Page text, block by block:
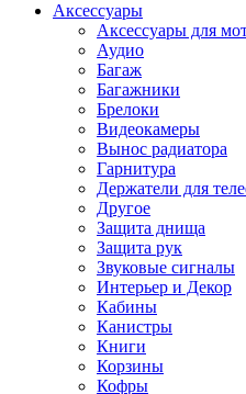
Аксессуары
Аксессуары для
Аудио
Багаж
Багажники
Брелоки
Видеокамеры
Вынос радиатора
Гарнитура
Держатели для
Другое
Защита днища
Защита рук
Звуковые сигналы
Интерьер и Декор
Кабины
Канистры
Книги
Корзины
Кофры